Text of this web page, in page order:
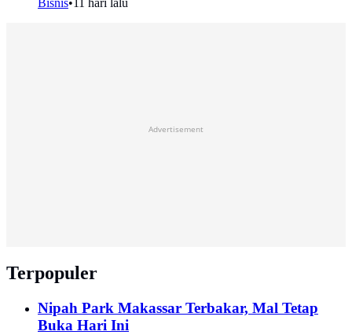
Bisnis•11 hari lalu
Advertisement
Terpopuler
Nipah Park Makassar Terbakar, Mal Tetap
Buka Hari Ini